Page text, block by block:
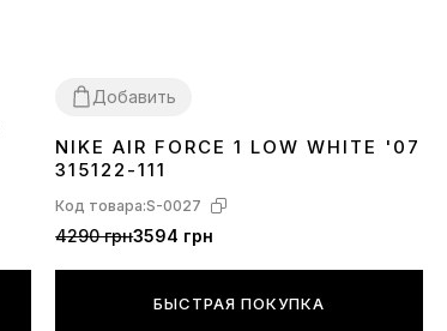
Добавить
3637 38 39 40414243 444546
NIKE AIR FORCE 1 LOW WHITE '07
315122-111
Код товара:S-0027
4290 грн3594 грн
БЫСТРАЯ ПОКУПКА